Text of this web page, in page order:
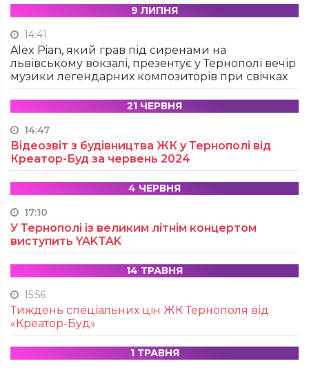
9 ЛИПНЯ
14:41
Alex Pian, який грав під сиренами на
львівському вокзалі, презентує у Тернополі вечір
музики легендарних композиторів при свічках
21 ЧЕРВНЯ
14:47
Відеозвіт з будівництва ЖК у Тернополі від
Креатор-Буд за червень 2024
4 ЧЕРВНЯ
17:10
У Тернополі із великим літнім концертом
виступить YAKTAK
14 ТРАВНЯ
15:56
Тиждень спеціальних цін ЖК Тернополя від
«Креатор-Буд»
1 ТРАВНЯ